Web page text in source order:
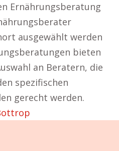
Ernährungsberatung
ausgewählt werden
bieten
an Beratern, die
spezifischen
gerecht werden.